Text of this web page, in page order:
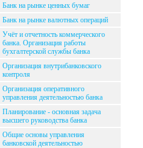
Банк на рынке ценных бумаг
Банк на рынке валютных операций
Учёт и отчетность коммерческого
банка. Организация работы
бухгалтерской службы банка
Организация внутрибанковского
контроля
Организация оперативного
управления деятельностью банка
Планирование - основная задача
высшего руководства банка
Общие основы управления
банковской деятельностью